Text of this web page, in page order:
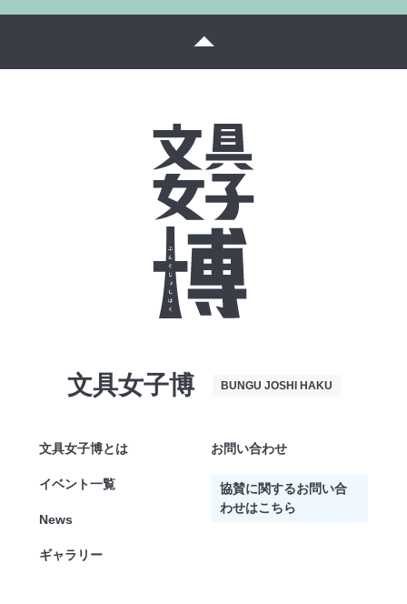
文具女子博 BUNGU JOSHI HAKU
文具女子博とは
イベント一覧
News
ギャラリー
お問い合わせ
協賛に関するお問い合
わせはこちら